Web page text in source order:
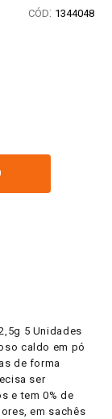
: 1344048
5 Unidades
caldo em pó
de forma
ser
e tem 0% de
em sachês